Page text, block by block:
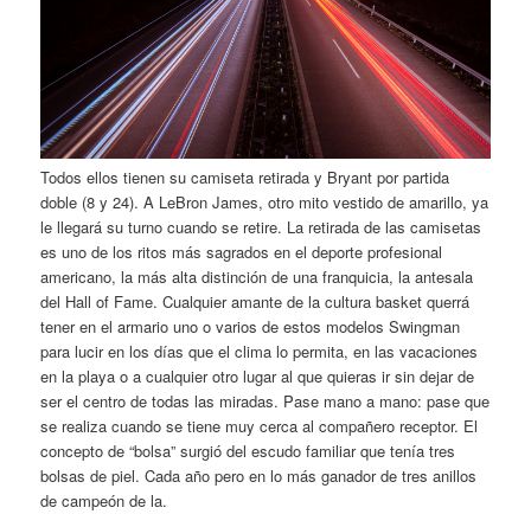
Todos ellos tienen su camiseta retirada y Bryant por partida
doble (8 y 24). A LeBron James, otro mito vestido de amarillo, ya
le llegará su turno cuando se retire. La retirada de las camisetas
es uno de los ritos más sagrados en el deporte profesional
americano, la más alta distinción de una franquicia, la antesala
del Hall of Fame. Cualquier amante de la cultura basket querrá
tener en el armario uno o varios de estos modelos Swingman
para lucir en los días que el clima lo permita, en las vacaciones
en la playa o a cualquier otro lugar al que quieras ir sin dejar de
ser el centro de todas las miradas. Pase mano a mano: pase que
se realiza cuando se tiene muy cerca al compañero receptor. El
concepto de “bolsa” surgió del escudo familiar que tenía tres
bolsas de piel. Cada año pero en lo más ganador de tres anillos
de campeón de la.